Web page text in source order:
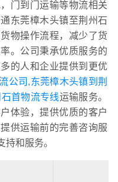
门到门运输等物流相关
东莞樟木头镇至荆州石
物操作流程，减少了货
。公司秉承优质服务的
的人和企业提供到更优
公司,东莞樟木头镇到荆
首物流专线运输服务。
体验，提供优质的客户
供运输前的完善咨询服
和服务。